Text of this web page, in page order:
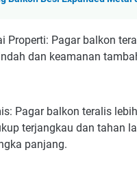
Properti: Pagar balkon
dan keamanan
Pagar balkon teralis
terjangkau dan tahan
panjang.